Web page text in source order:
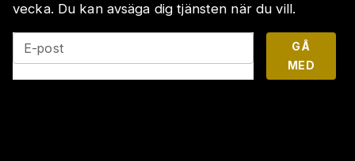
vecka. Du kan avsäga dig tjänsten när du vill.
E-post
GÅ
MED